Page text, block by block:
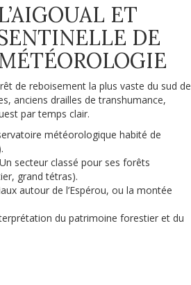
ET
DE
de reboisement la plus vaste du sud de
anciens drailles de transhumance,
par temps clair.
météorologique habité de
Un secteur classé pour ses forêts
grand tétras).
autour de l’Espérou, ou la montée
du patrimoine forestier et du